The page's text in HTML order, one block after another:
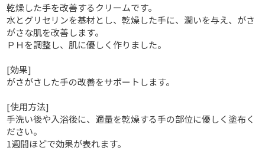
乾燥した手を改善するクリームです。
水とグリセリンを基材とし、乾燥した手に、潤いを与え、がさ
がさな肌を改善します。
ＰＨを調整し、肌に優しく作りました。
[効果]
がさがさした手の改善をサポートします。
[使用方法]
手洗い後や入浴後に、適量を乾燥する手の部位に優しく塗布く
ださい。
1週間ほどで効果が表れます。